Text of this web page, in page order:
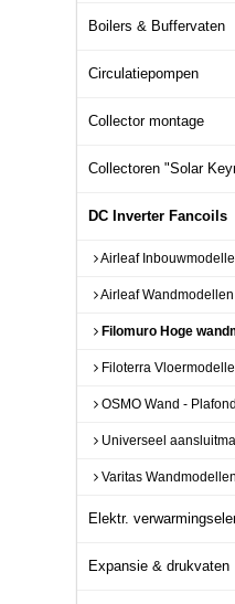
Boilers & Buffervaten
Circulatiepompen
Collector montage
Collectoren "Solar
DC Inverter Fancoils
Airleaf
Airleaf Wandmodellen
Filomuro Hoge
Filoterra
OSMO Wand -
Universeel
Varitas Wandmodellen
Elektr.
Expansie & drukvaten